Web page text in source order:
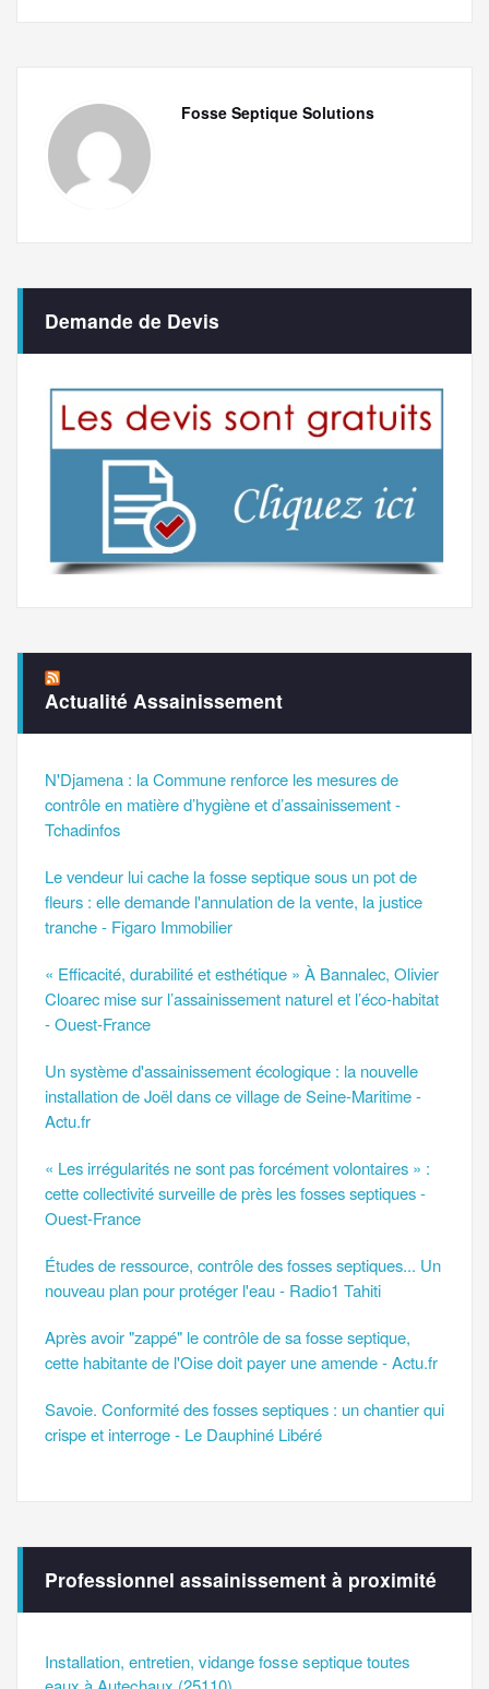
Fosse Septique Solutions
Demande de Devis
Actualité Assainissement
N'Djamena : la Commune renforce les mesures de
contrôle en matière d’hygiène et d’assainissement -
Tchadinfos
Le vendeur lui cache la fosse septique sous un pot de
fleurs : elle demande l'annulation de la vente, la justice
tranche - Figaro Immobilier
« Efficacité, durabilité et esthétique » À Bannalec, Olivier
Cloarec mise sur l’assainissement naturel et l’éco-habitat
- Ouest-France
Un système d'assainissement écologique : la nouvelle
installation de Joël dans ce village de Seine-Maritime -
Actu.fr
« Les irrégularités ne sont pas forcément volontaires » :
cette collectivité surveille de près les fosses septiques -
Ouest-France
Études de ressource, contrôle des fosses septiques... Un
nouveau plan pour protéger l'eau - Radio1 Tahiti
Après avoir "zappé" le contrôle de sa fosse septique,
cette habitante de l'Oise doit payer une amende - Actu.fr
Savoie. Conformité des fosses septiques : un chantier qui
crispe et interroge - Le Dauphiné Libéré
Professionnel assainissement à proximité
Installation, entretien, vidange fosse septique toutes